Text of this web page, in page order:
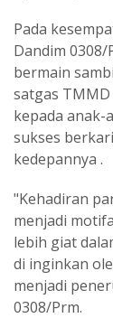
Pada
Dandim
bermain
satgas
kepada anak-
sukses
kedepannya .
"Kehadiran
menjadi
lebih giat
di inginkan
menjadi
0308/Prm.